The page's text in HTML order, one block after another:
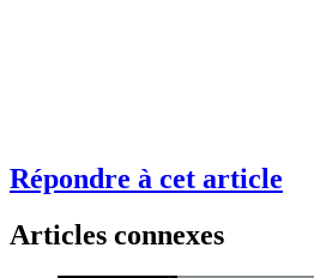
Répondre à cet article
Articles connexes